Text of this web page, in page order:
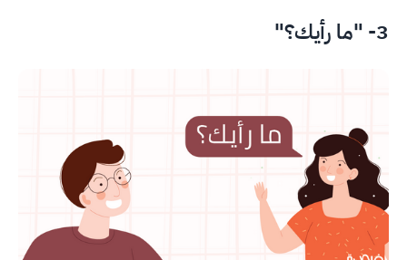
3- "ما رأيك؟"